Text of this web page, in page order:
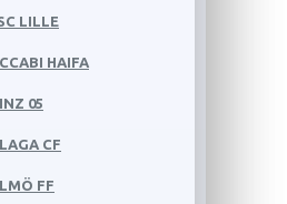
LILLE
HAIFA
05
CF
FF